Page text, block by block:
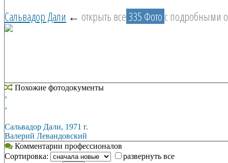
Сальвадор Дали ← открыть все 335 Фото с подробными
Похожие фотодокументы
‹
›
Сальвадор Дали, 1971 г.
Валерий Левандовский
Комментарии профессионалов
Сортировка:
развернуть все